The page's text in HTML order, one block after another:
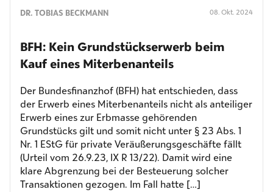
DR. TOBIAS BECKMANN 08. Okt. 2024
BFH: Kein Grundstücks­erwerb beim
Kauf eines Miterbenanteils
Der Bundesfinanzhof (BFH) hat entschieden, dass
der Erwerb eines Miterbenanteils nicht als anteiliger
Erwerb eines zur Erbmasse gehörenden
Grundstücks gilt und somit nicht unter § 23 Abs. 1
Nr. 1 EStG für private Veräußerungsgeschäfte fällt
(Urteil vom 26.9.23, IX R 13/22). Damit wird eine
klare Abgrenzung bei der Besteuerung solcher
Transaktionen gezogen. Im Fall hatte […]